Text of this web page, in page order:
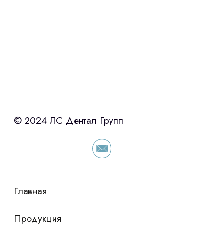
Интересует лизинг?
«Уралпромлизинг» подберем выгодные
условия по лизингу оборудования,
просто оставьте контакты чтобы мы
сориентировали по условиям